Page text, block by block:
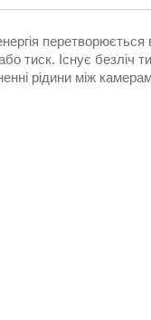
перетворюється
Існує безліч
рідини між